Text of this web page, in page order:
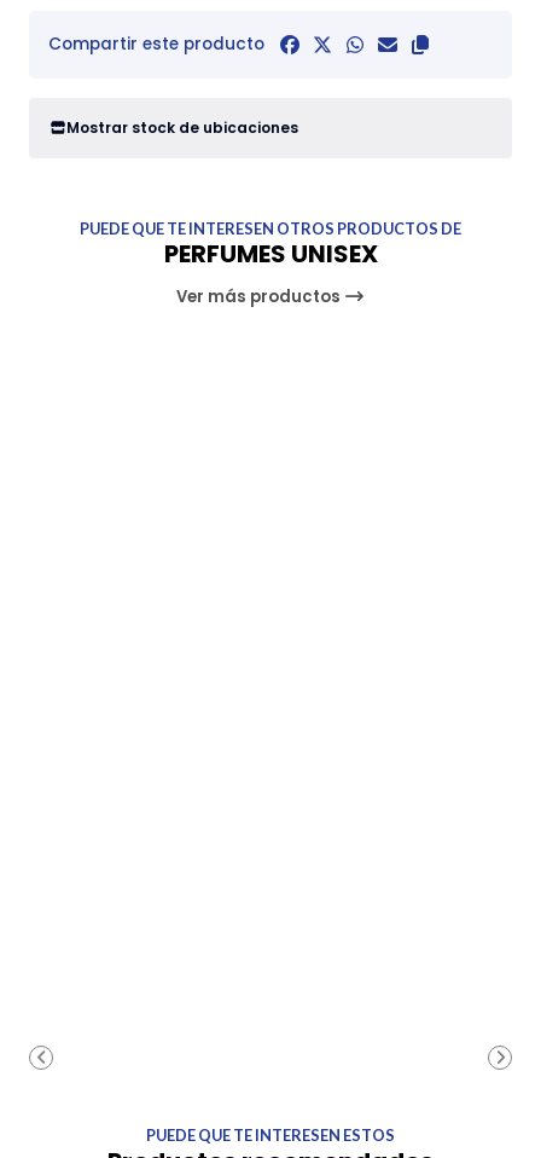
Compartir este producto
Mostrar stock de ubicaciones
PUEDE QUE TE INTERESEN OTROS PRODUCTOS DE
PERFUMES UNISEX
Ver más productos
PUEDE QUE TE INTERESEN ESTOS